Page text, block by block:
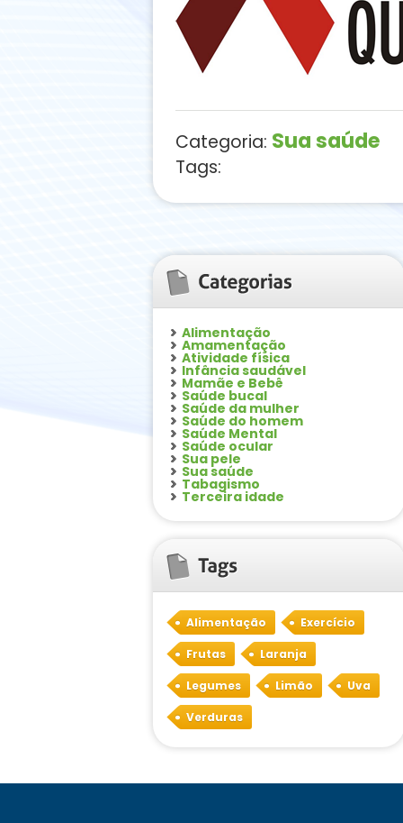
Categoria: Sua saúde
Tags:
Alimentação
Amamentação
Atividade física
Infância saudável
Mamãe e Bebê
Saúde bucal
Saúde da mulher
Saúde do homem
Saúde Mental
Saúde ocular
Sua pele
Sua saúde
Tabagismo
Terceira idade
Alimentação Exercício
Frutas Laranja
Legumes Limão Uva
Verduras